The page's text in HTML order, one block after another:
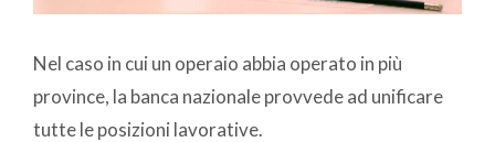
Nel caso in cui un operaio abbia operato in più
province, la banca nazionale provvede ad unificare
tutte le posizioni lavorative.